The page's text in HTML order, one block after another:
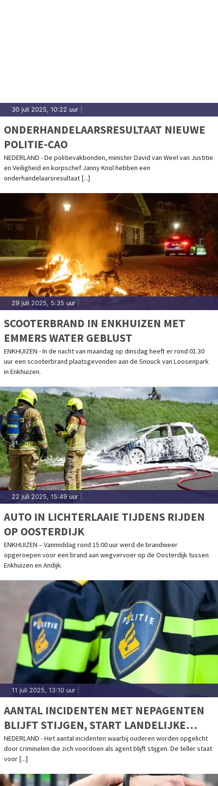
30 juli 2025, 10:22 uur
ONDERHANDELAARSRESULTAAT NIEUWE
POLITIE-CAO
NEDERLAND - De politievakbonden, minister David van Weel van Justitie
en Veiligheid en korpschef Janny Knol hebben een
onderhandelaarsresultaat [...]
29 juli 2025, 5:35 uur
SCOOTERBRAND IN ENKHUIZEN MET
EMMERS WATER GEBLUST
ENKHUIZEN - In de nacht van maandag op dinsdag heeft er rond 01.30
uur een scooterbrand plaatsgevonden aan de Snouck van Loosenpark
in Enkhuizen.
22 juli 2025, 15:49 uur
AUTO IN LICHTERLAAIE TIJDENS RIJDEN
OP OOSTERDIJK
ENKHUIZEN – Vanmiddag rond 15:00 uur werd de brandweer
opgeroepen voor een brand aan wegvervoer op de Oosterdijk tussen
Enkhuizen en Andijk.
11 juli 2025, 13:10 uur
AANTAL INCIDENTEN MET NEPAGENTEN
BLIJFT STIJGEN, START LANDELIJKE
CAMPAGNE
NEDERLAND - Het aantal incidenten waarbij ouderen worden opgelicht
door criminelen die zich voordoen als agent blijft stijgen. De teller staat
voor [...]